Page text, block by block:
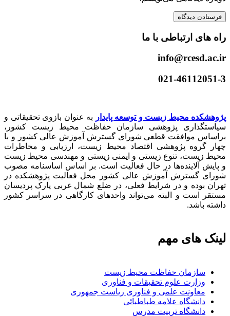
راه های ارتباطی با ما
info@rcesd.ac.ir​
021-46112051-3
پژوهشکده محیط زیست و توسعه پایدار
به عنوان بازوی تحقیقاتی و
سیاستگذاری پژوهشی سازمان حفاظت محیط زیست کشور،
براساس موافقت قطعی شورای گسترش آموزش عالی کشور و با
چهار گروه پژوهشی اقتصاد محیط زیست، ارزیابی و مخاطرات
محیط زیست، تنوع زیستی و ایمنی زیستی و مهندسی محیط زیست
و پایش آلاینده‌ها در حال فعالیت است. بر اساس اساسنامه مصوب
شورای گسترش آموزش عالی کشور محل فعالیت پژوهشکده در
تهران بوده و در شرایط فعلی، در ضلع شمال غربی پارک پردیسان
مستقر است و البته می‌تواند واحدهای کارگاهی در سراسر کشور
داشته باشد.
لینک های مهم
سازمان حفاظت محیط زیست
وزارت علوم تحقیقات و فناوری
معاونت علمی و فناوری ریاست جمهوری
دانشگاه علامه طباطبائی
دانشگاه تربیت مدرس